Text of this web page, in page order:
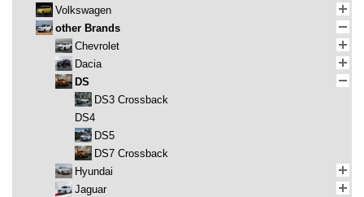
Volkswagen
other Brands
Chevrolet
Dacia
DS
DS3 Crossback
DS4
DS5
DS7 Crossback
Hyundai
Jaguar